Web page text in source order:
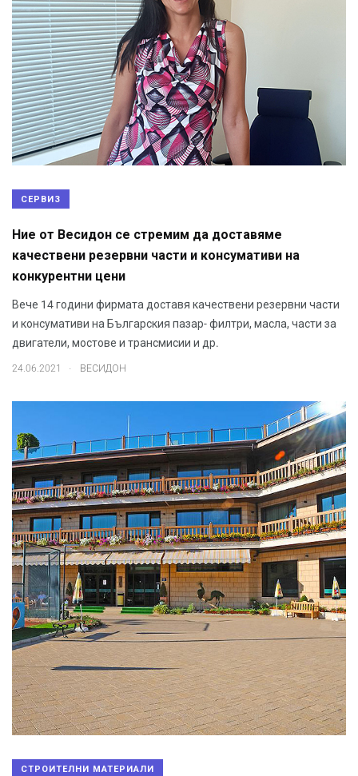
СЕРВИЗ
Ние от Весидон се стремим да доставяме
качествени резервни части и консумативи на
конкурентни цени
Вече 14 години фирмата доставя качествени резервни части
и консумативи на Българския пазар- филтри, масла, части за
двигатели, мостове и трансмисии и др.
24.06.2021 . ВЕСИДОН
СТРОИТЕЛНИ МАТЕРИАЛИ